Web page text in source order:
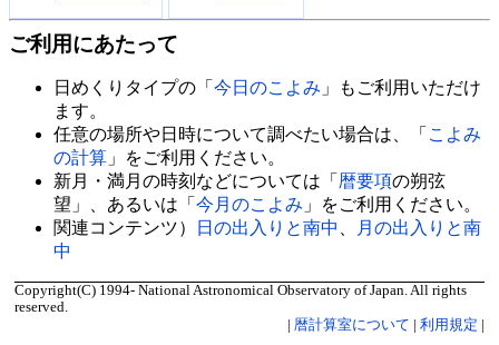
ご利用にあたって
日めくりタイプの「 今日のこよみ 」もご利用いただけ
ます。
任意の場所や日時について調べたい場合は、「 こよみ
の計算 」をご利用ください。
新月・満月の時刻などについては「 暦要項の朔弦
望」、あるいは「 今月のこよみ 」をご利用ください。
関連コンテンツ）
日の出入りと南中
月の出入りと南
中
Copyright(C) 1994- National Astronomical Observatory of Japan. All rights
reserved.
| 暦計算室について | 利用規定 |